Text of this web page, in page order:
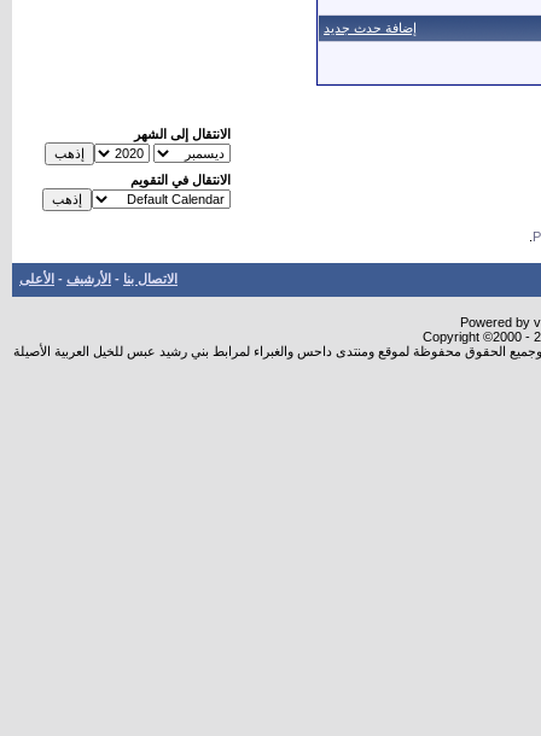
إضافة حدث جديد
الانتقال إلى الشهر
الانتقال في التقويم
الاتصال بنا - الأرشيف - الأعلى
Powered by
Copyright ©2000 -
الحقوق محفوظة لموقع ومنتدى داحس والغبراء لمرابط بني رشيد عبس للخيل العربية الأصيلة